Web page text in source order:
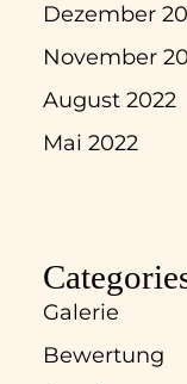
Dezember
November
August 2022
Mai 2022
Galerie
Bewertung